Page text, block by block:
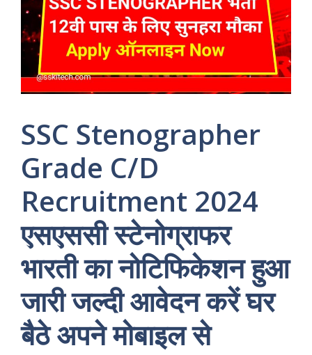
SSC Stenographer
Grade C/D
Recruitment 2024
एसएससी स्टेनोग्राफर
भारती का नोटिफिकेशन हुआ
जारी जल्दी आवेदन करें घर
बैठे अपने मोबाइल से